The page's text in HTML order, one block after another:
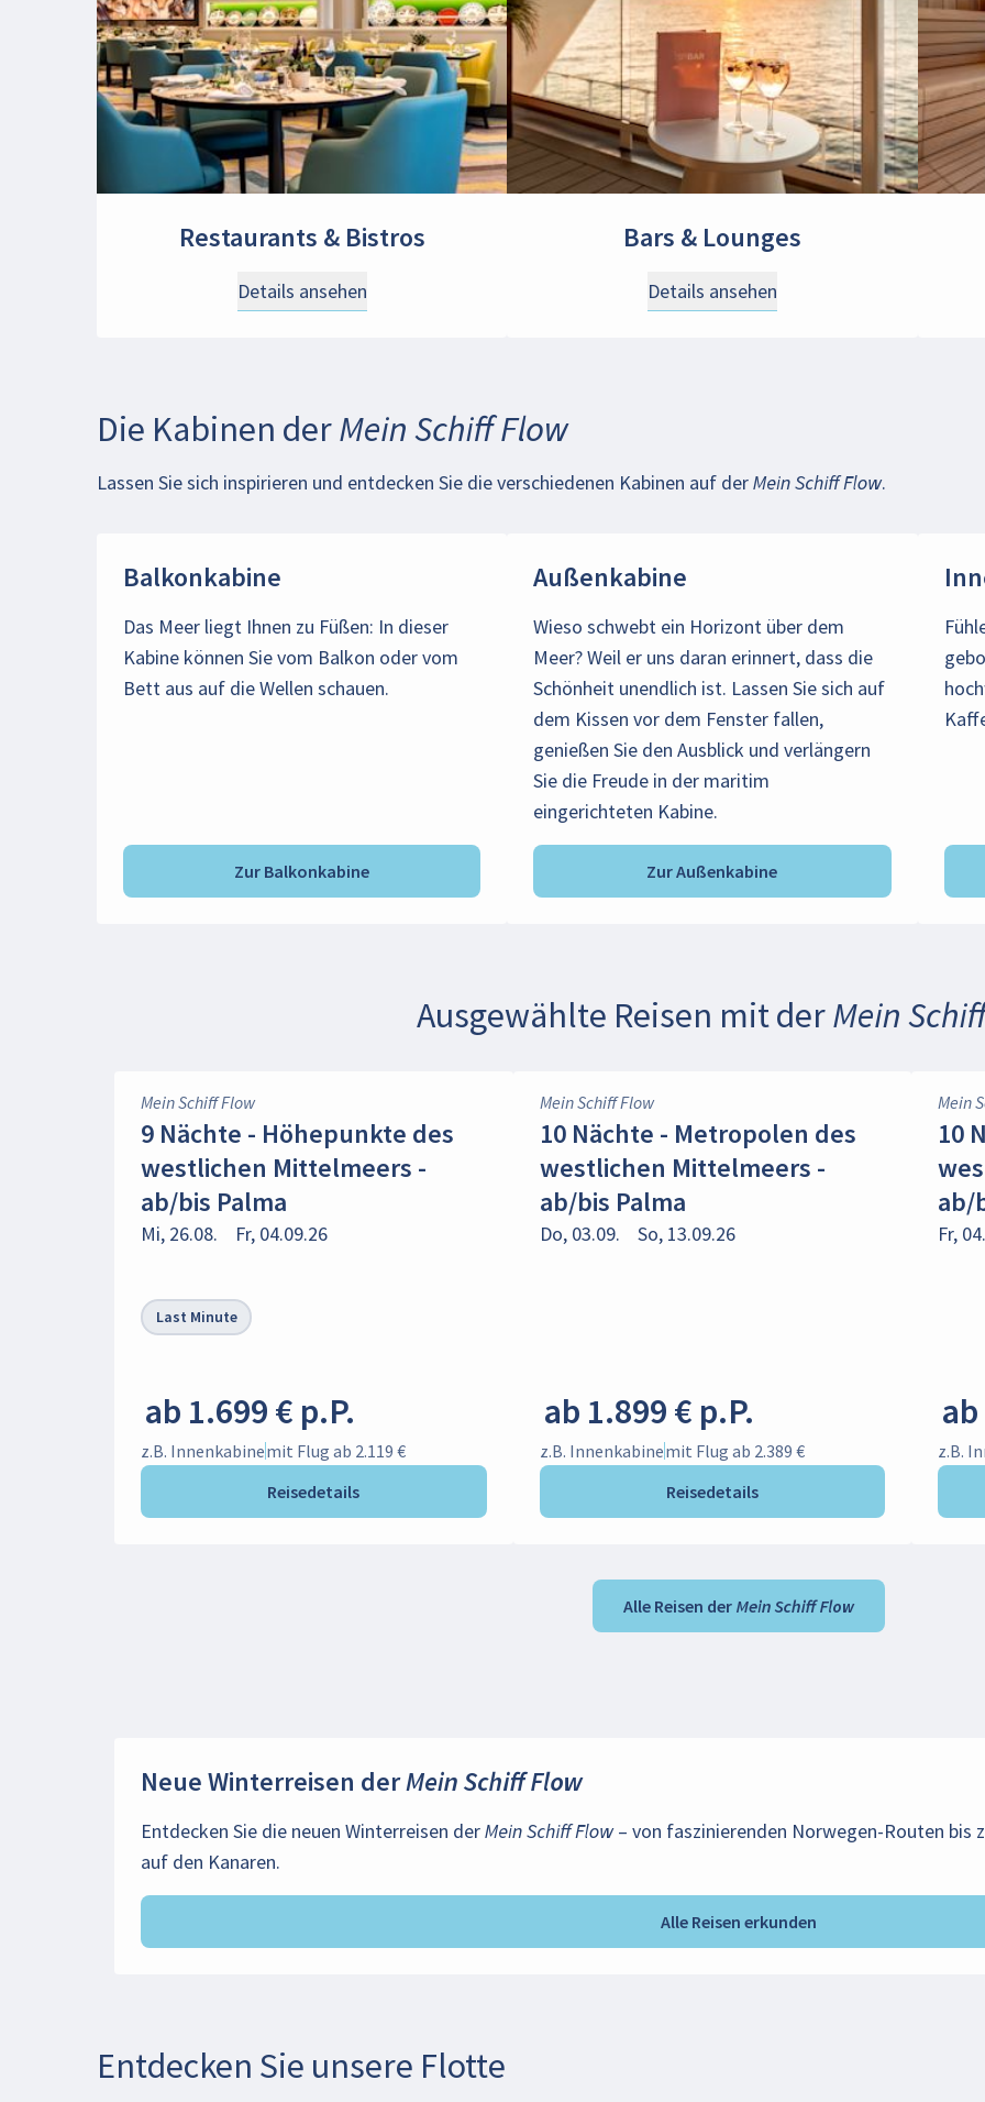
Restaurants & Bistros
Details ansehen
Bars & Lounges
Details ansehen
Die Kabinen derMein Schiff Flow
Lassen Sie sich inspirieren und entdecken Sie die verschiedenen Kabinen auf derMein Schiff Flow.
Balkonkabine
Das Meer liegt Ihnen zu Füßen: In dieser
Kabine können Sie vom Balkon oder vom
Bett aus auf die Wellen schauen.
Zur Balkonkabine
Außenkabine
Wieso schwebt ein Horizont über dem
Meer? Weil er uns daran erinnert, dass die
Schönheit unendlich ist. Lassen Sie sich auf
dem Kissen vor dem Fenster fallen,
genießen Sie den Ausblick und verlängern
Sie die Freude in der maritim
eingerichteten Kabine.
Zur Außenkabine
Ausgewählte Reisen mit derMein
Mein Schiff Flow
9 Nächte - Höhepunkte des
westlichen Mittelmeers -
ab/bis Palma
Mi, 26.08. Fr, 04.09.26
Last Minute
ab 1.699 € p.P.
z.B. Innenkabinemit Flug ab 2.119 €
Reisedetails
Mein Schiff Flow
10 Nächte - Metropolen des
westlichen Mittelmeers -
ab/bis Palma
Do, 03.09. So, 13.09.26
ab 1.899 € p.P.
z.B. Innenkabinemit Flug ab 2.389 €
Reisedetails
Mein
10
ab/
Fr,
z.B.
Alle Reisen der Mein Schiff Flow
Neue Winterreisen derMein Schiff Flow
Entdecken Sie die neuen Winterreisen derMein Schiff Flow– von faszinierenden Norwegen-Routen bis
auf den Kanaren.
Alle Reisen erkunden
Entdecken Sie unsere Flotte